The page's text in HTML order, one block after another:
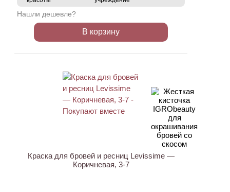
Нашли дешевле?
В корзину
Краска для бровей и ресниц Levissime —
Коричневая, 3-7